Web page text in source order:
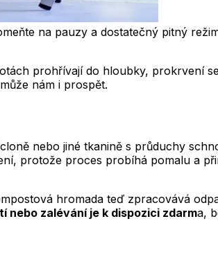
na pauzy a dostatečný pitný
prohřívají do hloubky, prokrvení
nám i prospět.
nebo jiné tkanině s průduchy
protože proces probíhá pomalu a
hromada teď zpracovává
nebo zalévání je k dispozici zdarma,